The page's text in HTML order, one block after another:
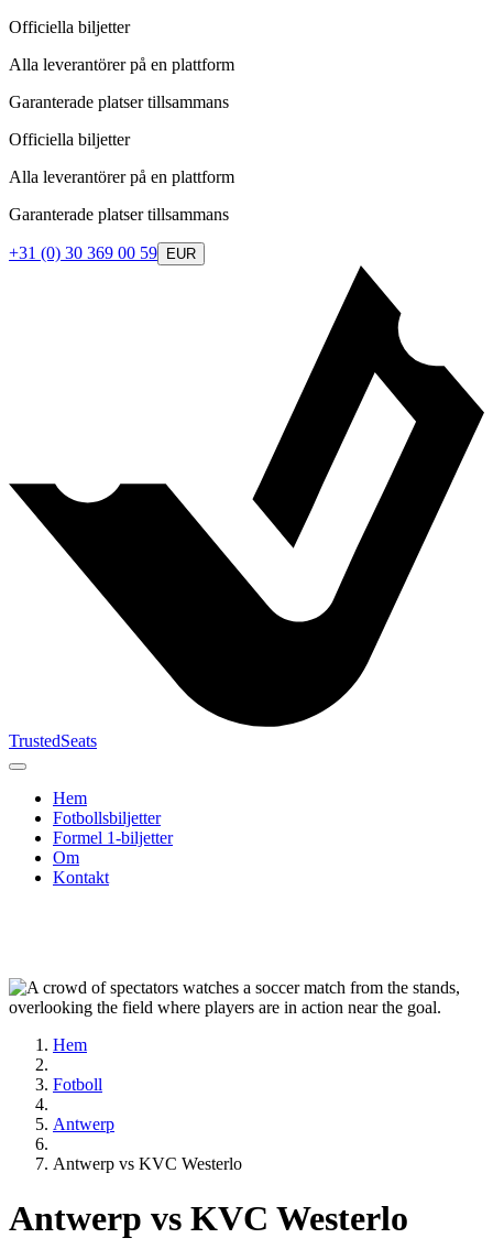
Officiella biljetter
Alla leverantörer på en plattform
Garanterade platser tillsammans
Officiella biljetter
Alla leverantörer på en plattform
Garanterade platser tillsammans
+31 (0) 30 369 00 59 EUR
TrustedSeats
Hem
Fotbollsbiljetter
Formel 1‑biljetter
Om
Kontakt
Hem
Fotboll
Antwerp
Antwerp vs KVC Westerlo
Antwerp vs KVC Westerlo